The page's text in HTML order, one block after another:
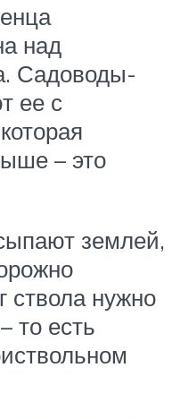
над
Садоводы-
ее с
– это
землей,
ствола нужно
то есть